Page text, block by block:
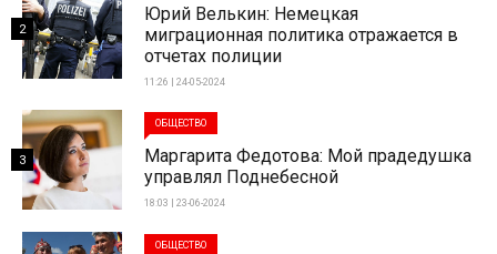
Юрий Велькин: Немецкая
миграционная политика отражается в
отчетах полиции
11:26 | 24-05-2024
2
ОБЩЕСТВО
Маргарита Федотова: Мой прадедушка
управлял Поднебесной
18:03 | 23-06-2024
3
ОБЩЕСТВО